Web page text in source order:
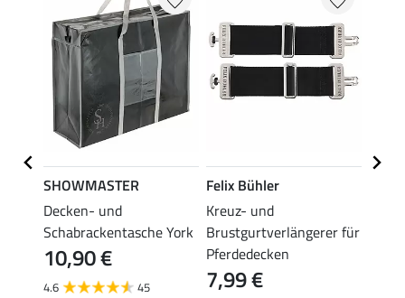
SHOWMASTER
Decken- und
Schabrackentasche York
10,90 €
4.6 45
Felix Bühler
Kreuz- und
Brustgurtverlängerer für
Pferdedecken
7,99 €